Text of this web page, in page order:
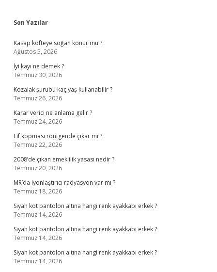
Sidebar
Son Yazılar
Kasap köfteye soğan konur mu ?
Ağustos 5, 2026
İyi kayı ne demek ?
Temmuz 30, 2026
Kozalak şurubu kaç yaş kullanabilir ?
Temmuz 26, 2026
Karar verici ne anlama gelir ?
Temmuz 24, 2026
Lif kopması röntgende çıkar mı ?
Temmuz 22, 2026
2008’de çıkan emeklilik yasası nedir ?
Temmuz 20, 2026
MR’da iyonlaştırıcı radyasyon var mı ?
Temmuz 18, 2026
Siyah kot pantolon altına hangi renk ayakkabı erkek ?
Temmuz 14, 2026
Siyah kot pantolon altına hangi renk ayakkabı erkek ?
Temmuz 14, 2026
Siyah kot pantolon altına hangi renk ayakkabı erkek ?
Temmuz 14, 2026